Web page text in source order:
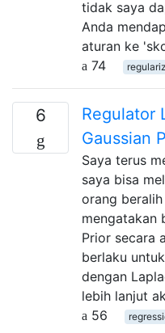
tidak saya
Anda
aturan ke
74
6
Regulator
Gaussian
Saya terus
saya bisa
orang
mengatakan
Prior secara
berlaku
dengan
lebih lanjut
56